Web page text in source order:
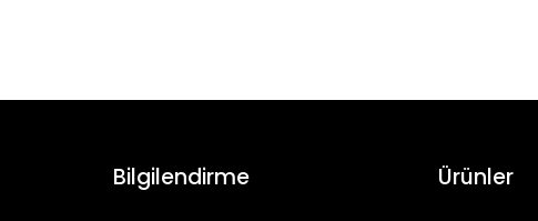
Bilgilendirme Ürünler